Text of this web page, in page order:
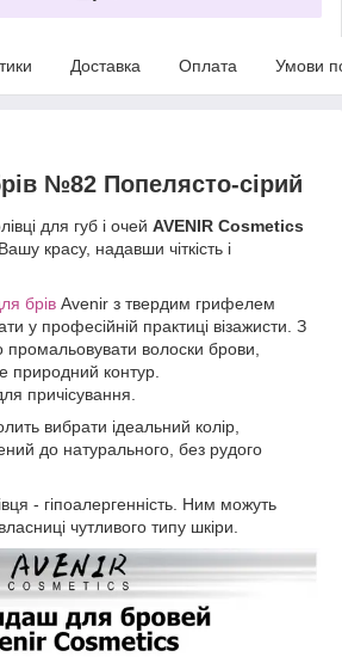
Доставка Оплата Умови
№82 Попелясто-сірий
для губ і очей AVENIR Cosmetics
красу, надавши чіткість і
брів Avenir з твердим грифелем
у професійній практиці візажисти. З
промальовувати волоски брови,
природний контур.
причісування.
вибрати ідеальний колір,
до натурального, без рудого
- гіпоалергенність. Ним можуть
чутливого типу шкіри.